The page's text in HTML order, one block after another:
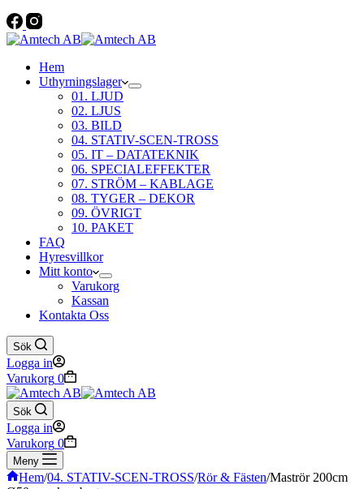
Hem
Uthyrningslager
01. LJUD
02. LJUS
03. BILD
04. STATIV-SCEN-TROSS
05. IT – DATATEKNIK
06. SPECIALEFFEKTER
07. STRÖM – KABLAGE
08. TYGER – DEKOR
09. ÖVRIGT
10. PAKET
FAQ
Hyresvillkor
Mitt konto
Varukorg
Kassan
Kontakta Oss
Sök
Logga in
Varukorg 0
Sök
Logga in
Varukorg 0
Meny
Hem/04. STATIV-SCEN-TROSS/Rör & Fästen/Maströr 200cm